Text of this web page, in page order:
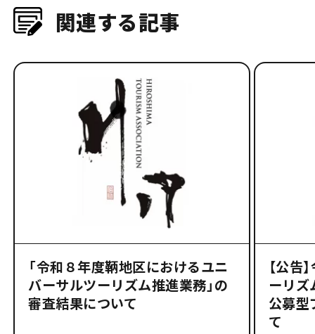
関連する記事
「令和８年度鞆地区におけるユニ
バーサルツーリズム推進業務」の
審査結果について
【公告
ーリ
公募型
て